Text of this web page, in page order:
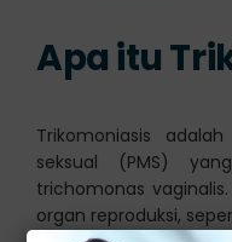
Apa itu
Trikomoniasis
seksual (PMS)
trichomonas
organ reproduksi,